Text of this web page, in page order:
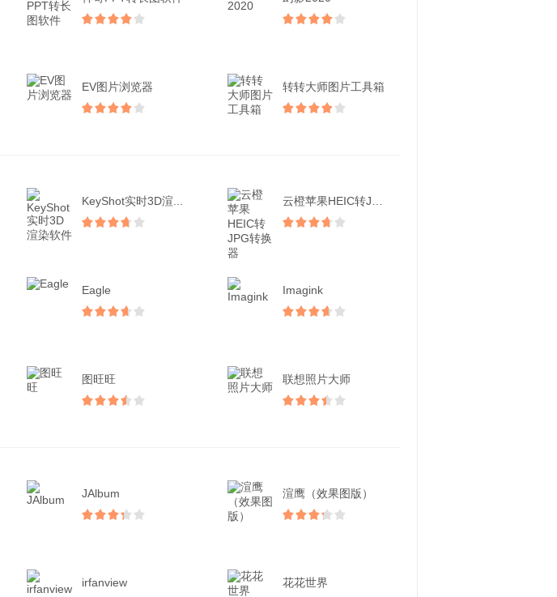
EV图片浏览器 转转大师图片工具箱
KeyShot实时3D渲...
Eagle Imagink
图旺旺 联想照片大师
JAlbum 渲鹰（效果图版）
irfanview 花花世界